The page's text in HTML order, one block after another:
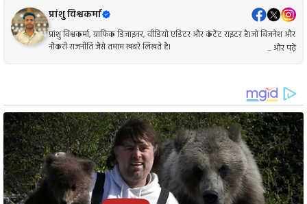
प्रांशु विश्वकर्मा
प्रांशु विश्वकर्मा, ग्राफिक डिजाइनर, वीडियो एडिटर और कंटेंट राइटर है।जो बिजनेश और
नौकरी राजनीति जैसे तमाम खबरे लिखते है।
... और पढ़ें